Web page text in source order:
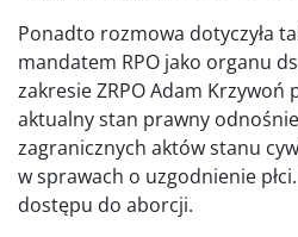
Ponadto rozmowa dotyczyła
mandatem RPO jako organu
zakresie ZRPO Adam Krzywoń
aktualny stan prawny
zagranicznych aktów stanu
w sprawach o uzgodnienie
dostępu do aborcji.